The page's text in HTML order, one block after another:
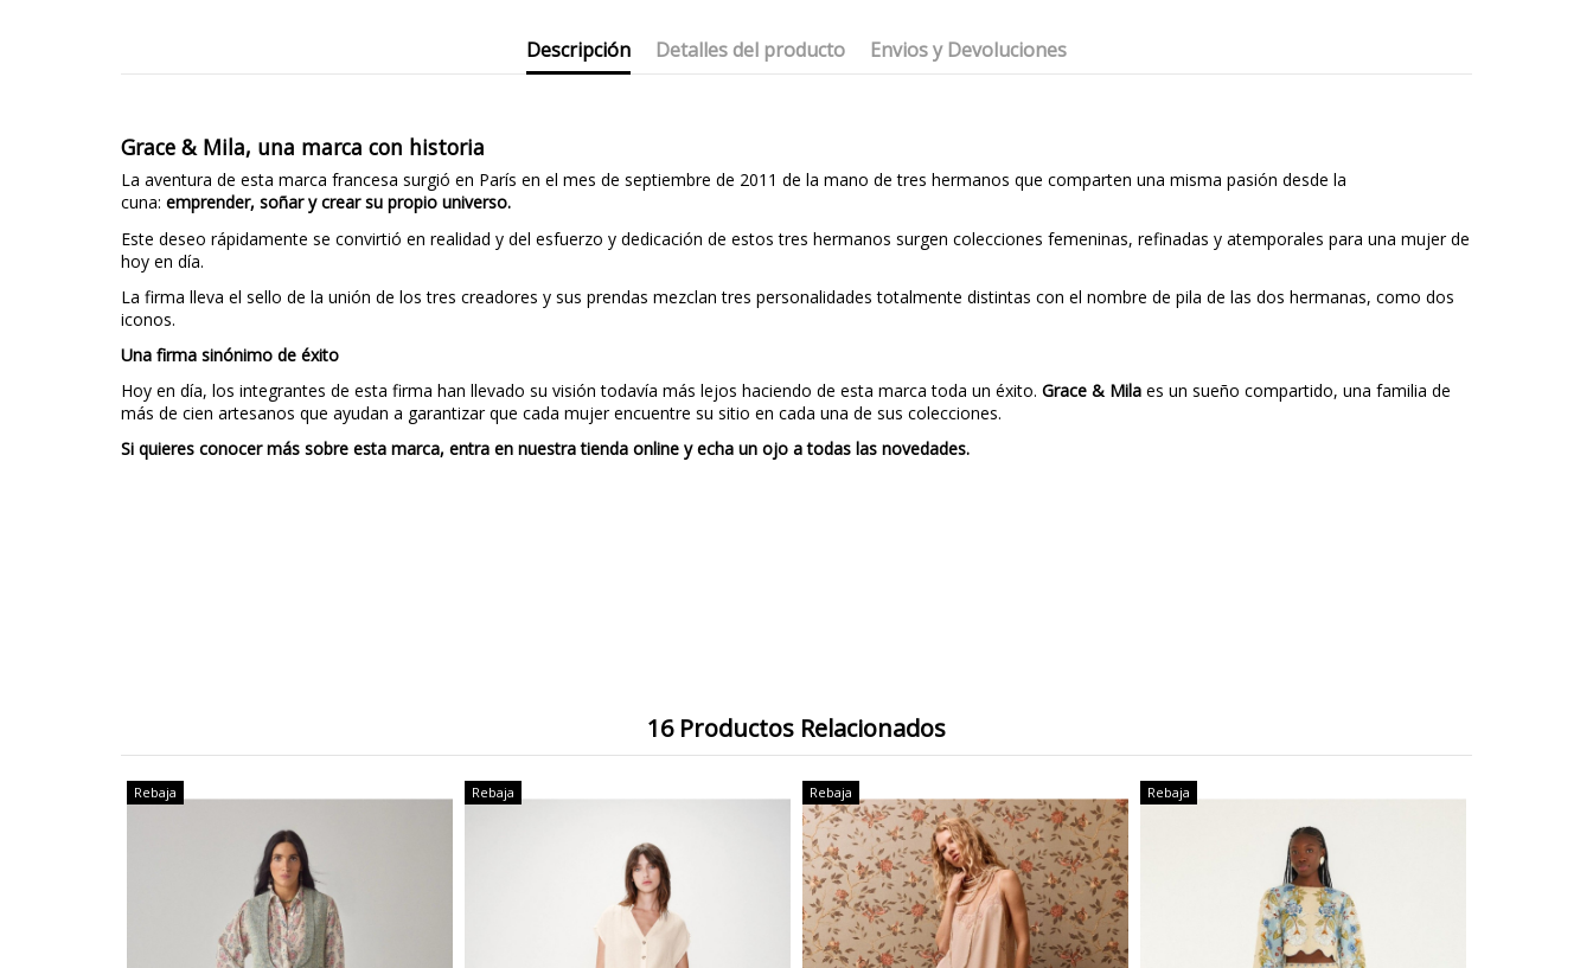
Descripción Detalles del producto Envios y Devoluciones
Grace & Mila, una marca con historia
La aventura de esta marca francesa surgió en París en el mes de septiembre de 2011 de la mano de tres hermanos que comparten una misma pasión desde la
cuna: emprender, soñar y crear su propio universo.
Este deseo rápidamente se convirtió en realidad y del esfuerzo y dedicación de estos tres hermanos surgen colecciones femeninas, refinadas y atemporales para una mujer de
hoy en día.
La firma lleva el sello de la unión de los tres creadores y sus prendas mezclan tres personalidades totalmente distintas con el nombre de pila de las dos hermanas, como dos
iconos.
Una firma sinónimo de éxito
Hoy en día, los integrantes de esta firma han llevado su visión todavía más lejos haciendo de esta marca toda un éxito. Grace & Mila es un sueño compartido, una familia de
más de cien artesanos que ayudan a garantizar que cada mujer encuentre su sitio en cada una de sus colecciones.
Si quieres conocer más sobre esta marca, entra en nuestra tienda online y echa un ojo a todas las novedades.
16 Productos Relacionados
Rebaja Rebaja Rebaja Rebaja